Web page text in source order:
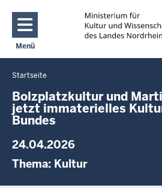
Direkt zum
Menü
Navigation aktivieren/deaktivieren: Main
Sie
befinden
sich
hier
Startseite
Bolzplatzkultur und
jetzt immaterielles
Bundes
24.04.2026
Thema: Kultur